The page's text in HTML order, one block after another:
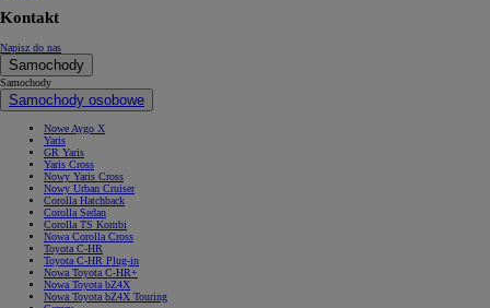
Kontakt
Napisz do nas
Samochody
Samochody
Samochody osobowe
Nowe Aygo X
Yaris
GR Yaris
Yaris Cross
Nowy Yaris Cross
Nowy Urban Cruiser
Corolla Hatchback
Corolla Sedan
Corolla TS Kombi
Nowa Corolla Cross
Toyota C-HR
Toyota C-HR Plug-in
Nowa Toyota C-HR+
Nowa Toyota bZ4X
Nowa Toyota bZ4X Touring